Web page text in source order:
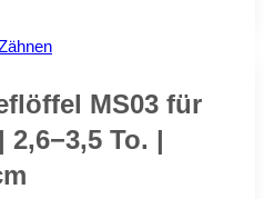
MS03 für
To. |